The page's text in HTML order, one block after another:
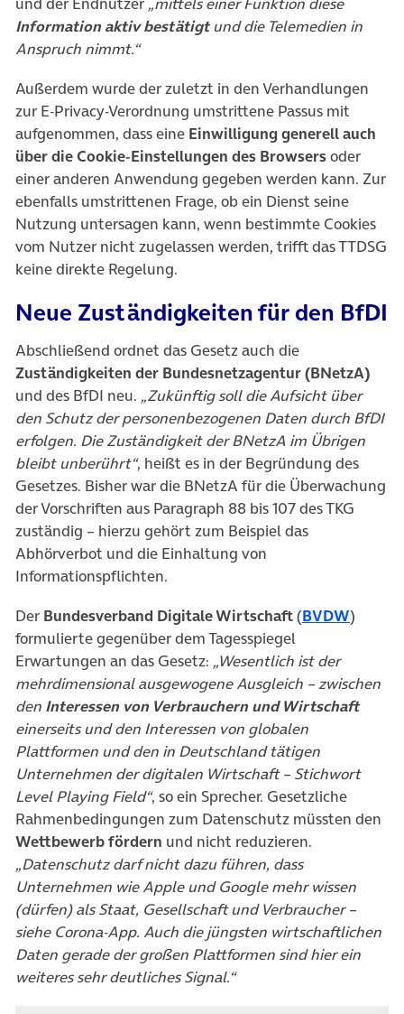
Information aktiv bestätigtund die Telemedien in
Anspruch nimmt.“
Außerdem wurde der zuletzt in den Verhandlungen
zur E-Privacy-Verordnung umstrittene Passus mit
aufgenommen, dass eine Einwilligung generell auch
über die Cookie-Einstellungen des Browsersoder
einer anderen Anwendung gegeben werden kann. Zur
ebenfalls umstrittenen Frage, ob ein Dienst seine
Nutzung untersagen kann, wenn bestimmte Cookies
vom Nutzer nicht zugelassen werden, trifft das TTDSG
keine direkte Regelung.
Neue Zuständigkeiten für den BfDI
Abschließend ordnet das Gesetz auch die
Zuständigkeiten der Bundesnetzagentur (BNetzA)
und des BfDI neu. „Zukünftig soll die Aufsicht über
den Schutz der personenbezogenen Daten durch BfDI
erfolgen. Die Zuständigkeit der BNetzA im Übrigen
bleibt unberührt“, heißt es in der Begründung des
Gesetzes. Bisher war die BNetzA für die Überwachung
der Vorschriften aus Paragraph 88 bis 107 des TKG
zuständig – hierzu gehört zum Beispiel das
Abhörverbot und die Einhaltung von
Informationspflichten.
Der Bundesverband Digitale Wirtschaft(BVDW(öffnet
)
formulierte gegenüber dem Tagesspiegel
Erwartungen an das Gesetz: „Wesentlich ist der
mehrdimensional ausgewogene Ausgleich – zwischen
den Interessen von Verbrauchern und Wirtschaft
einerseits und den Interessen von globalen
Plattformen und den in Deutschland tätigen
Unternehmen der digitalen Wirtschaft – Stichwort
Level Playing Field“, so ein Sprecher. Gesetzliche
Rahmenbedingungen zum Datenschutz müssten den
Wettbewerb fördern und nicht reduzieren.
„Datenschutz darf nicht dazu führen, dass
Unternehmen wie Apple und Google mehr wissen
(dürfen) als Staat, Gesellschaft und Verbraucher –
siehe Corona-App. Auch die jüngsten wirtschaftlichen
Daten gerade der großen Plattformen sind hier ein
weiteres sehr deutliches Signal.“